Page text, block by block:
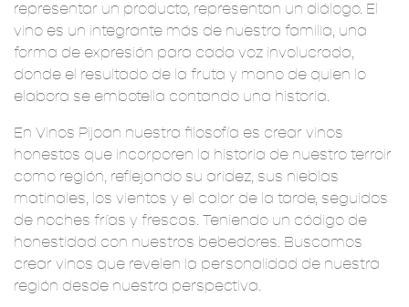
representar un producto, representan un diálogo. El
vino es un integrante más de nuestra familia, una
forma de expresión para cada voz involucrada,
donde el resultado de la fruta y mano de quien lo
elabora se embotella contando una historia.
En Vinos Pijoan nuestra filosofía es crear vinos
honestos que incorporen la historia de nuestro terroir
como región, reflejando su aridez, sus nieblas
matinales, los vientos y el calor de la tarde, seguidos
de noches frías y frescas. Teniendo un código de
honestidad con nuestros bebedores. Buscamos
crear vinos que revelen la personalidad de nuestra
región desde nuestra perspectiva.